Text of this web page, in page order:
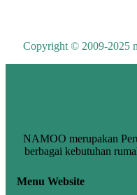
Copyright © 2009-2025
NAMOO merupakan
berbagai kebutuhan
Menu Website